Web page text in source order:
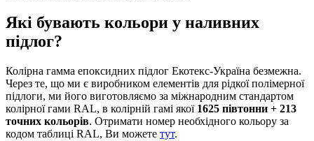
Які бувають кольори у наливних
підлог?
Колірна гамма епоксидних підлог Екотекс-Україна безмежна.
Через те, що ми є виробником елементів для рідкої полімерної
підлоги, ми його виготовляємо за міжнародним стандартом
колірної гами RAL, в колірній гамі якої 1625 півтонни + 213
точних кольорів. Отримати номер необхідного кольору за
кодом таблиці RAL, Ви можете тут.